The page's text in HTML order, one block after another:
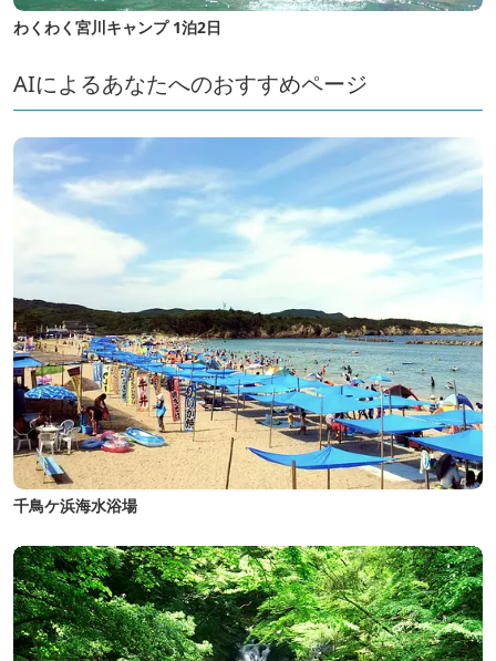
わくわく宮川キャンプ 1泊2日
AIによるあなたへのおすすめページ
千鳥ケ浜海水浴場